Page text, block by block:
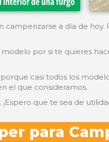
a día de
por si te quieres
casi todos los
el que consideramos.
que te sea de
para